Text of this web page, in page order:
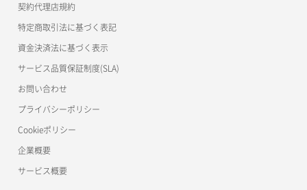
契約代理店規約
特定商取引法に基づく表記
資金決済法に基づく表示
サービス品質保証制度(SLA)
お問い合わせ
プライバシーポリシー
Cookieポリシー
企業概要
サービス概要